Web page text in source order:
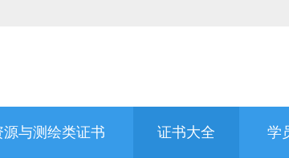
源与测绘类证书 证书大全 学